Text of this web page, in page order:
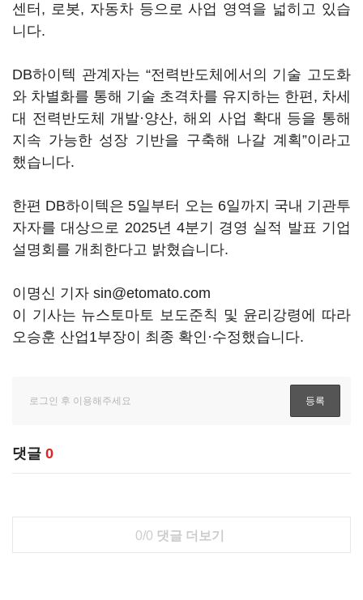
센터, 로봇, 자동차 등으로 사업 영역을 넓히고 있습
니다.
DB하이텍 관계자는 “전력반도체에서의 기술 고도화
와 차별화를 통해 기술 초격차를 유지하는 한편, 차세
대 전력반도체 개발·양산, 해외 사업 확대 등을 통해
지속 가능한 성장 기반을 구축해 나갈 계획”이라고
했습니다.
한편 DB하이텍은 5일부터 오는 6일까지 국내 기관투
자자를 대상으로 2025년 4분기 경영 실적 발표 기업
설명회를 개최한다고 밝혔습니다.
이명신 기자 sin@etomato.com
이 기사는 뉴스토마토 보도준칙 및 윤리강령에 따라
오승훈 산업1부장이 최종 확인·수정했습니다.
댓글 0
0/0 댓글 더보기